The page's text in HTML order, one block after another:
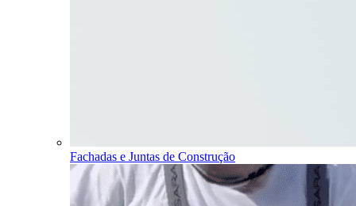
Fachadas e Juntas de Construção